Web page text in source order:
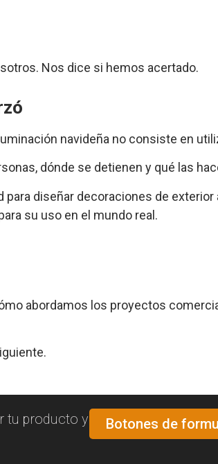
Nos dice si hemos acertado.
navideña no consiste en
dónde se detienen y qué las
diseñar decoraciones de
su uso en el mundo real.
abordamos los proyectos
tu producto y
Botones de